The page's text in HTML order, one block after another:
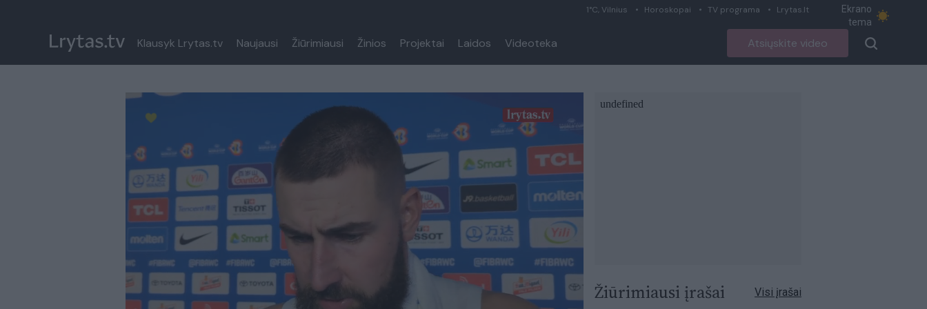
1°C, Vilnius Horoskopai TV programa Lrytas.lt
Ekrano
tema
Klausyk Lrytas.tv Naujausi Žiūrimiausi Žinios Projektai Laidos Videoteka Atsiųskite video
Žiūrimiausi įrašai Visi įrašai